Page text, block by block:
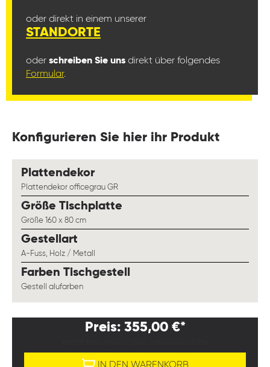
oder direkt in einem unserer
STANDORTE
oder schreiben Sie uns direkt über folgendes
Formular.
Konfigurieren Sie hier ihr Produkt
Plattendekorauswählen
Plattendekor officegrau GR
Größe Tischplatte
Größe 160 x 80 cm
Gestellart
A-Fuss, Holz / Metall
Farben Tischgestell
Gestell alufarben
Preis: 355,00 €*